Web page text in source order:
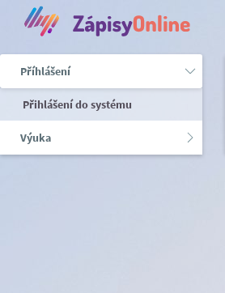
Příhlášení
Přihlášení do systému
Výuka